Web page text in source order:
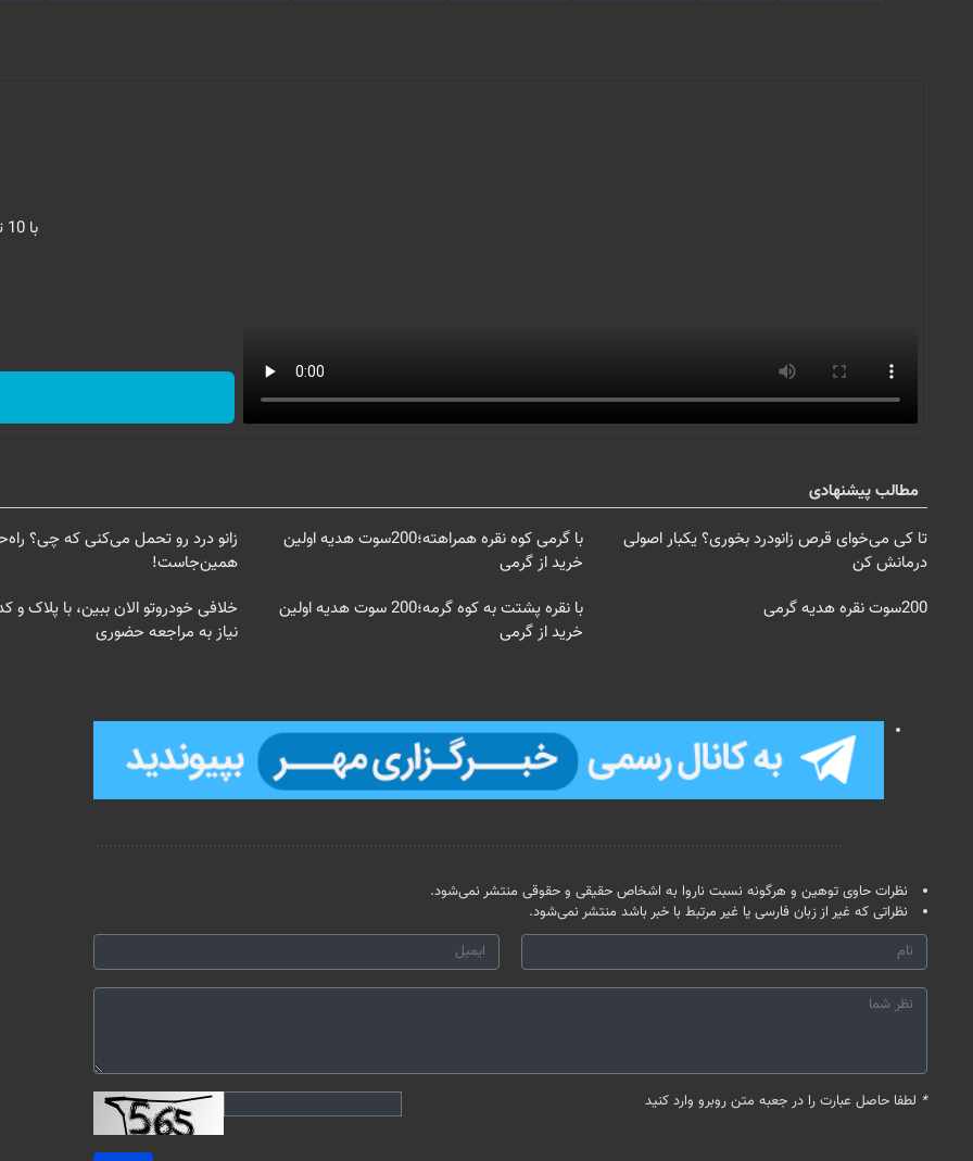
با 10 تومن، s25 اولترا بخر | اقساط 2 ساله
مطالب پیشنهادی
تا کی می‌خوای قرص زانودرد بخوری؟ یکبار اصولی
درمانش کن
با گرمی کوه نقره همراهته؛200سوت هدیه اولین
خرید از گرمی
زانو درد رو تحمل می‌کنی که چی؟
همین‌جاست!
200سوت نقره هدیه گرمی
با نقره پشتت به کوه گرمه؛200 سوت هدیه اولین
خرید از گرمی
خلافی خودروتو الان ببین، با پلاک و
نیاز به مراجعه حضوری
نظرات حاوی توهین و هرگونه نسبت ناروا به اشخاص حقیقی و حقوقی منتشر نمی‌شود.
نظراتی که غیر از زبان فارسی یا غیر مرتبط با خبر باشد منتشر نمی‌شود.
* لطفا حاصل عبارت را در جعبه متن روبرو وارد کنید